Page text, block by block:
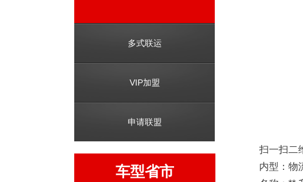
多式联运
VIP加盟
申请联盟
车型省市
扫一扫二
内型：物